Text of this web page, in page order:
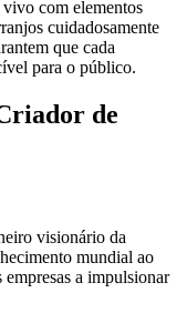
com elementos
cuidadosamente
que cada
para o público.
de
visionário da
mundial ao
a impulsionar